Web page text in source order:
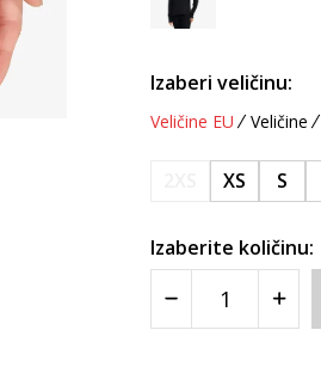
Izaberi veličinu:
Veličine EU Veličine
XS S
Izaberite količinu: